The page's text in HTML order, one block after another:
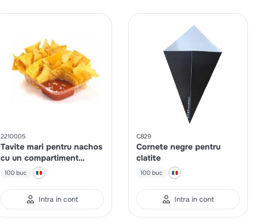
2210005
Tavite mari pentru nachos
cu un compartiment
pentru sos
100 buc
Intra in cont
C829
Cornete negre pentru
clatite
100 buc
Intra in cont